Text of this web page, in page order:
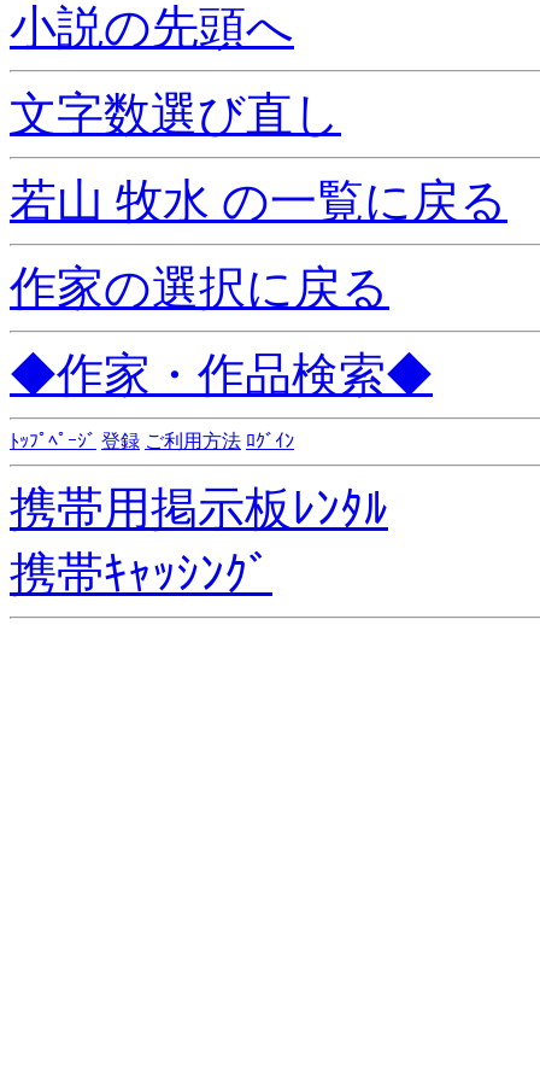
小説の先頭へ
文字数選び直し
若山 牧水 の一覧に戻る
作家の選択に戻る
◆作家・作品検索◆
ﾄｯﾌﾟﾍﾟｰｼﾞ 登録 ご利用方法 ﾛｸﾞｲﾝ
携帯用掲示板ﾚﾝﾀﾙ
携帯ｷｬｯｼﾝｸﾞ